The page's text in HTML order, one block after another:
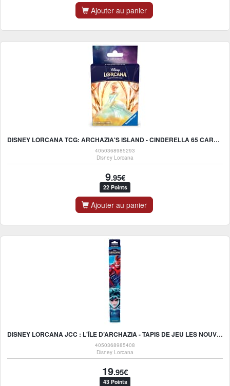
Ajouter au panier
DISNEY LORCANA TCG: ARCHAZIA'S ISLAND - CINDERELLA 65 CARD SLEEVES - UK
4050368985293
Disney Lorcana
9.95€
22 Points
Ajouter au panier
DISNEY LORCANA JCC : L'ÎLE D’ARCHAZIA - TAPIS DE JEU LES NOUVEAUX HÉROS - UK
4050368985408
Disney Lorcana
19.95€
43 Points